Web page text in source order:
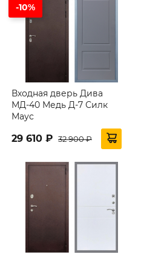
-10%
Входная дверь Дива
МД-40 Медь Д-7 Силк
Маус
29 610 ₽ 32 900 ₽